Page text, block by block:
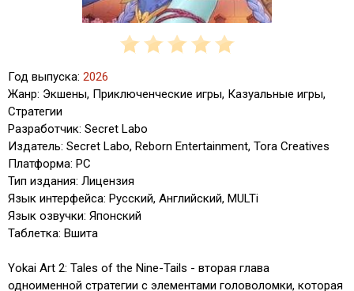
Год выпуска: 2026
Жанр: Экшены, Приключенческие игры, Казуальные игры,
Стратегии
Разработчик: Secret Labo
Издатель: Secret Labo, Reborn Entertainment, Tora Creatives
Платформа: PC
Тип издания: Лицензия
Язык интерфейса: Русский, Английский, MULTi
Язык озвучки: Японский
Таблетка: Вшита
Yokai Art 2: Tales of the Nine-Tails - вторая глава
одноименной стратегии с элементами головоломки, которая